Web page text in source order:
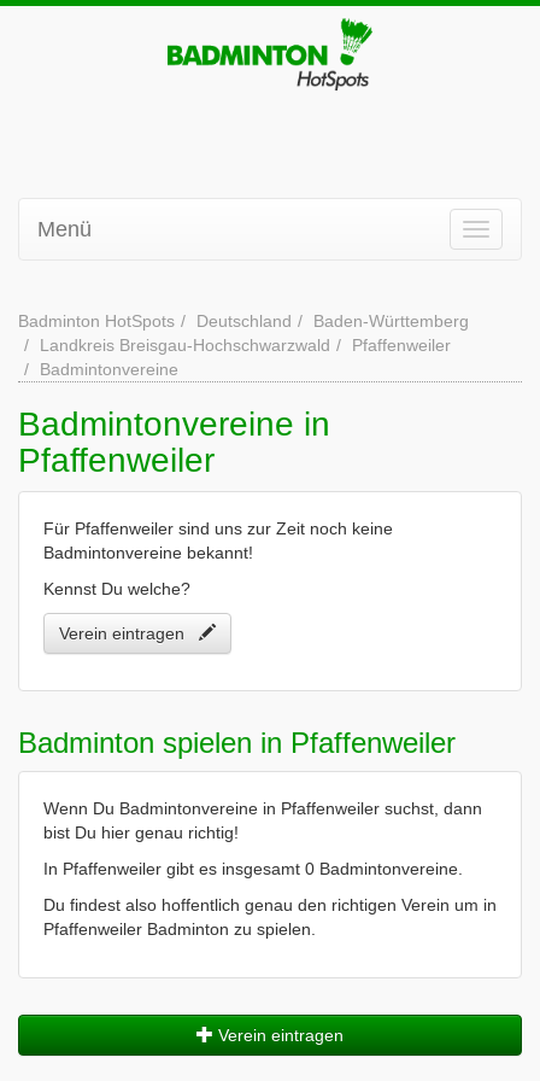
Menü
Badminton HotSpots Deutschland
Baden-Württemberg
Landkreis Breisgau-Hochschwarzwald
Pfaffenweiler
Badmintonvereine
Badmintonvereine in
Pfaffenweiler
Für Pfaffenweiler sind uns zur Zeit noch keine
Badmintonvereine bekannt!
Kennst Du welche?
Verein eintragen
Badminton spielen in Pfaffenweiler
Wenn Du Badmintonvereine in Pfaffenweiler suchst, dann
bist Du hier genau richtig!
In Pfaffenweiler gibt es insgesamt 0 Badmintonvereine.
Du findest also hoffentlich genau den richtigen Verein um in
Pfaffenweiler Badminton zu spielen.
Verein eintragen